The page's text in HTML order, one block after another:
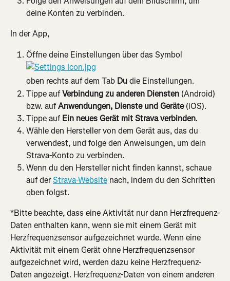
deine Konten zu verbinden.
In der App,
Öffne deine Einstellungen über das Symbol
oben rechts auf dem Tab Du die Einstellungen.
Tippe auf Verbindung zu anderen Diensten (Android)
bzw. auf Anwendungen, Dienste und Geräte (iOS).
Tippe auf Ein neues Gerät mit Strava verbinden.
Wähle den Hersteller von dem Gerät aus, das du
verwendest, und folge den Anweisungen, um dein
Strava-Konto zu verbinden.
Wenn du den Hersteller nicht finden kannst, schaue
auf der Strava-Website nach, indem du den Schritten
oben folgst.
*Bitte beachte, dass eine Aktivität nur dann Herzfrequenz-
Daten enthalten kann, wenn sie mit einem Gerät mit
Herzfrequenzsensor aufgezeichnet wurde. Wenn eine
Aktivität mit einem Gerät ohne Herzfrequenzsensor
aufgezeichnet wird, werden dazu keine Herzfrequenz-
Daten angezeigt. Herzfrequenz-Daten von einem anderen